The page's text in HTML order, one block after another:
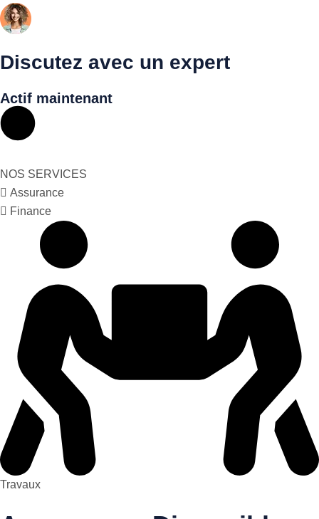
Discutez avec un expert
Actif maintenant
NOS SERVICES
Assurance
Finance
Travaux